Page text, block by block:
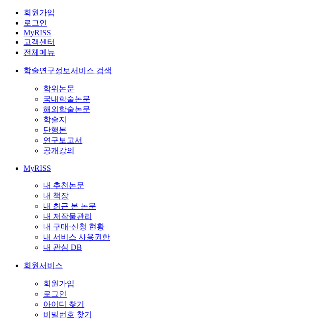
회원가입
로그인
MyRISS
고객센터
전체메뉴
학술연구정보서비스 검색
학위논문
국내학술논문
해외학술논문
학술지
단행본
연구보고서
공개강의
MyRISS
내 추천논문
내 책장
내 최근 본 논문
내 저작물관리
내 구매·신청 현황
내 서비스 사용권한
내 관심 DB
회원서비스
회원가입
로그인
아이디 찾기
비밀번호 찾기